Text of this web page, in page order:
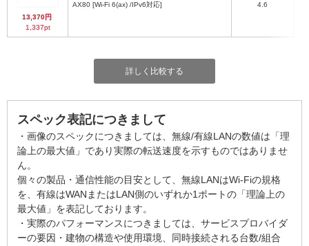
13,370円
1,337pt
AX80 [Wi-Fi 6(ax) /IPv6対応]
4.6
詳しく比較する
スペック表記につきまして
・画像のスペックにつきましては、無線/有線LANの数値は「理
論上の最大値」であり実際の転送速度を示すものではありませ
ん。
個々の製品・通信性能の目安として、無線LANはWi-Fiの規格
を、有線はWANまたはLAN側のいずれか1ポートの「理論上の
最大値」を表記しております。
・実際のパフォーマンスにつきましては、サービスプロバイダ
ーの要因・建物の構造や使用環境、同時接続される台数/組合